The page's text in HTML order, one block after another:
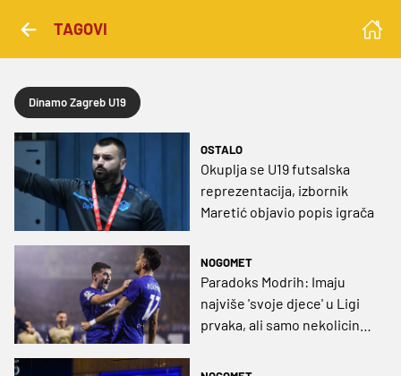
TAGOVI
Dinamo Zagreb U19
OSTALO
Okuplja se U19 futsalska
reprezentacija, izbornik
Maretić objavio popis igrača
NOGOMET
Paradoks Modrih: Imaju
najviše 'svoje djece' u Ligi
prvaka, ali samo nekolicina